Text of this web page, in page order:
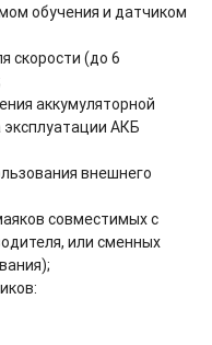
обучения и датчиком
скорости (до 6
аккумуляторной
эксплуатации АКБ
внешнего
совместимых с
или сменных